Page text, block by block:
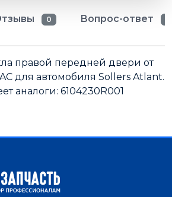
0 Вопрос-ответ
правой передней двери от
для автомобиля Sollers Atlant.
аналоги: 6104230R001